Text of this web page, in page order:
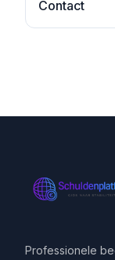
Contact
Professionele